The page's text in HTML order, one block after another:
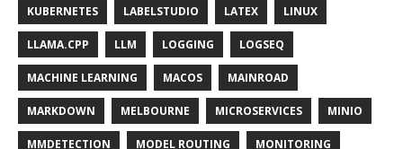
KUBERNETES LABELSTUDIO LATEX LINUX
LLAMA.CPP LLM LOGGING LOGSEQ
MACHINE LEARNING MACOS MAINROAD
MARKDOWN MELBOURNE MICROSERVICES MINIO
MMDETECTION MODEL ROUTING MONITORING